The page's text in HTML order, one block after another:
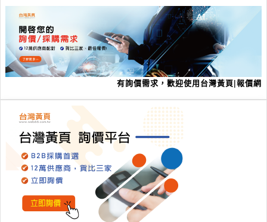
有詢價需求，歡迎使用台灣黃頁|報價網